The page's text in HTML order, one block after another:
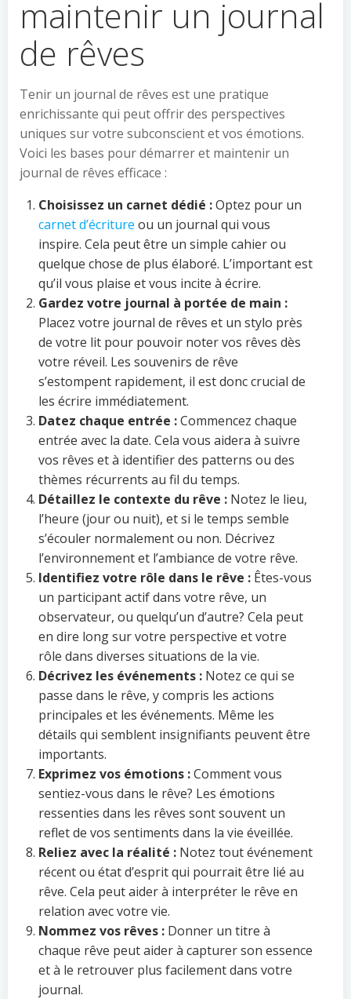
maintenir un journal
de rêves
Tenir un journal de rêves est une pratique
enrichissante qui peut offrir des perspectives
uniques sur votre subconscient et vos émotions.
Voici les bases pour démarrer et maintenir un
journal de rêves efficace :
Choisissez un carnet dédié :Optez pour un
carnet d’écriture ou un journal qui vous
inspire. Cela peut être un simple cahier ou
quelque chose de plus élaboré. L’important est
qu’il vous plaise et vous incite à écrire.
Gardez votre journal à portée de main :
Placez votre journal de rêves et un stylo près
de votre lit pour pouvoir noter vos rêves dès
votre réveil. Les souvenirs de rêve
s’estompent rapidement, il est donc crucial de
les écrire immédiatement.
Datez chaque entrée :Commencez chaque
entrée avec la date. Cela vous aidera à suivre
vos rêves et à identifier des patterns ou des
thèmes récurrents au fil du temps.
Détaillez le contexte du rêve : Notez le lieu,
l’heure (jour ou nuit), et si le temps semble
s’écouler normalement ou non. Décrivez
l’environnement et l’ambiance de votre rêve.
Identifiez votre rôle dans le rêve : Êtes-vous
un participant actif dans votre rêve, un
observateur, ou quelqu’un d’autre? Cela peut
en dire long sur votre perspective et votre
rôle dans diverses situations de la vie.
Décrivez les événements : Notez ce qui se
passe dans le rêve, y compris les actions
principales et les événements. Même les
détails qui semblent insignifiants peuvent être
importants.
Exprimez vos émotions :Comment vous
sentiez-vous dans le rêve? Les émotions
ressenties dans les rêves sont souvent un
reflet de vos sentiments dans la vie éveillée.
Reliez avec la réalité : Notez tout événement
récent ou état d’esprit qui pourrait être lié au
rêve. Cela peut aider à interpréter le rêve en
relation avec votre vie.
Nommez vos rêves : Donner un titre à
chaque rêve peut aider à capturer son essence
et à le retrouver plus facilement dans votre
journal.